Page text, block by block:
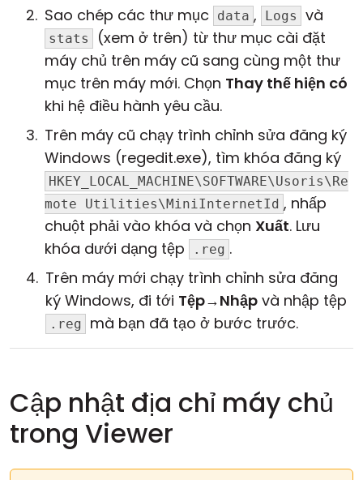
Sao chép các thư mục
data , Logs và
stats
(xem ở trên) từ thư mục cài đặt
máy chủ trên máy cũ sang cùng một thư
mục trên máy mới. Chọn Thay thế hiện có
khi hệ điều hành yêu cầu.
Trên máy cũ chạy trình chỉnh sửa đăng ký
Windows (regedit.exe), tìm khóa đăng ký
HKEY_LOCAL_MACHINE\SOFTWARE\Usoris\Re
mote Utilities\MiniInternetId , nhấp
chuột phải vào khóa và chọn Xuất. Lưu
khóa dưới dạng tệp
.reg .
Trên máy mới chạy trình chỉnh sửa đăng
ký Windows, đi tới Tệp→Nhập và nhập tệp
.reg mà bạn đã tạo ở bước trước.
Cập nhật địa chỉ máy chủ
trong Viewer